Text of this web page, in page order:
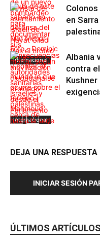
Internacional
Internacional
en
Albania
contra
DEJA UNA RESPUESTA
INICIAR SESIÓN
ÚLTIMOS ARTÍCULOS